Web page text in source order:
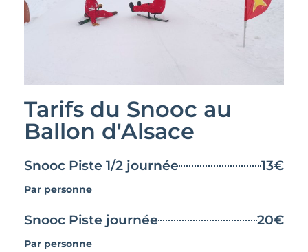
Tarifs du Snooc au
Ballon d'Alsace
Snooc Piste 1/2 journée 13€
Par personne
Snooc Piste journée 20€
Par personne